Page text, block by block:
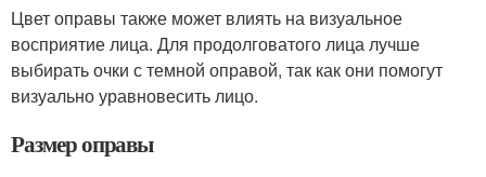
Цвет оправы также может влиять на визуальное
восприятие лица. Для продолговатого лица лучше
выбирать очки с темной оправой, так как они помогут
визуально уравновесить лицо.
Размер оправы